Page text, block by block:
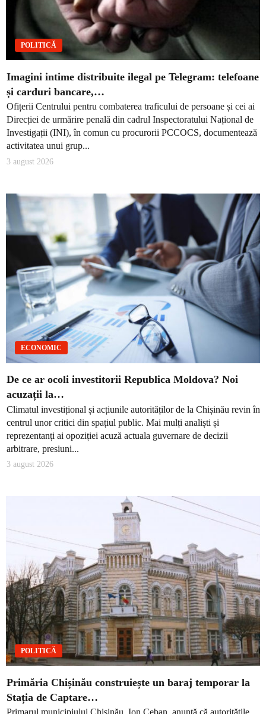
POLITICĂ
Imagini intime distribuite ilegal pe Telegram: telefoane
și carduri bancare,…
Ofițerii Centrului pentru combaterea traficului de persoane și cei ai
Direcției de urmărire penală din cadrul Inspectoratului Național de
Investigații (INI), în comun cu procurorii PCCOCS, documentează
activitatea unui grup...
3 august 2026
ECONOMIC
De ce ar ocoli investitorii Republica Moldova? Noi
acuzații la…
Climatul investițional și acțiunile autorităților de la Chișinău revin în
centrul unor critici din spațiul public. Mai mulți analiști și
reprezentanți ai opoziției acuză actuala guvernare de decizii
arbitrare, presiuni...
3 august 2026
POLITICĂ
Primăria Chișinău construiește un baraj temporar la
Stația de Captare…